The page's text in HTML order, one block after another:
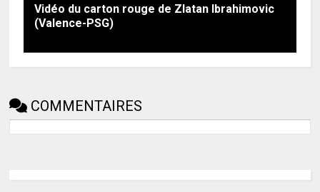
Vidéo du carton rouge de Zlatan Ibrahimovic
(Valence-PSG)
COMMENTAIRES